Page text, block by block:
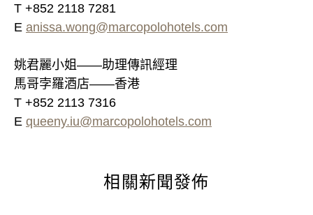
T +852 2118 7281
E anissa.wong@marcopolohotels.com
姚君麗小姐——助理傳訊經理
馬哥孛羅酒店——香港
T +852 2113 7316
E queeny.iu@marcopolohotels.com
相關新聞發佈